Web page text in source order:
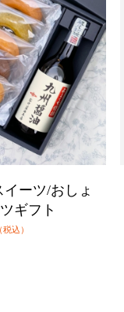
ーツ/おしょ
ギフト
税込）